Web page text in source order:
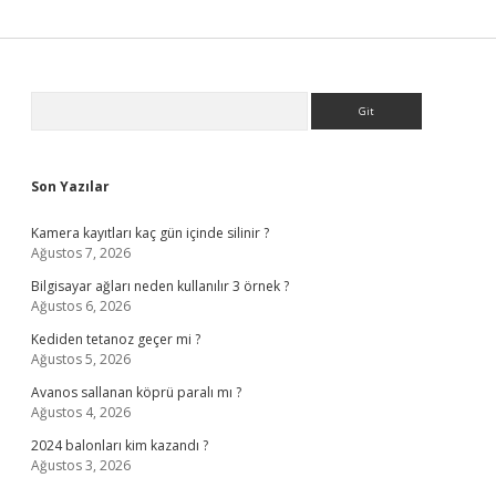
Son Yazılar
Kamera kayıtları kaç gün içinde silinir ?
Ağustos 7, 2026
Bilgisayar ağları neden kullanılır 3 örnek ?
Ağustos 6, 2026
Kediden tetanoz geçer mi ?
Ağustos 5, 2026
Avanos sallanan köprü paralı mı ?
Ağustos 4, 2026
2024 balonları kim kazandı ?
Ağustos 3, 2026